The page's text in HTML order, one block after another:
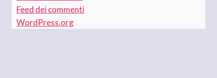
Feed dei commenti
WordPress.org